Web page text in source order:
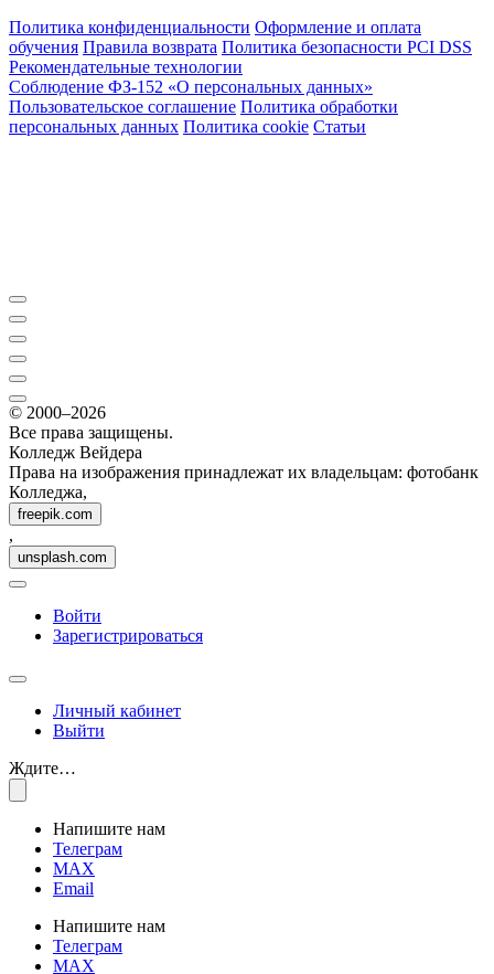
Политика конфиденциальности Оформление и оплата
обучения Правила возврата Политика безопасности PCI DSS
Рекомендательные технологии
Соблюдение ФЗ-152 «О персональ­ных данных»
Пользовательское соглашение Политика обработки
персональных данных Политика cookie Статьи
© 2000–2026
Все права защищены.
Колледж Вейдера
Права на изображения принадлежат их владельцам: фотобанк
Колледжа,
freepik.com
,
unsplash.com
Войти
Зарегистрироваться
Личный кабинет
Выйти
Ждите…
Напишите нам
Телеграм
MAX
Email
Напишите нам
Телеграм
MAX